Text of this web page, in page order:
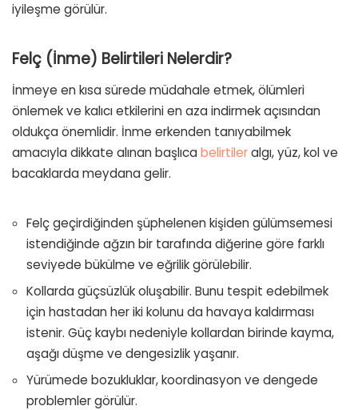
iyileşme görülür.
Felç (İnme) Belirtileri Nelerdir?
İnmeye en kısa sürede müdahale etmek, ölümleri
önlemek ve kalıcı etkilerini en aza indirmek açısından
oldukça önemlidir. İnme erkenden tanıyabilmek
amacıyla dikkate alınan başlıca belirtileralgı, yüz, kol ve
bacaklarda meydana gelir.
Felç geçirdiğinden şüphelenen kişiden gülümsemesi
istendiğinde ağzın bir tarafında diğerine göre farklı
seviyede bükülme ve eğrilik görülebilir.
Kollarda güçsüzlük oluşabilir. Bunu tespit edebilmek
için hastadan her iki kolunu da havaya kaldırması
istenir. Güç kaybı nedeniyle kollardan birinde kayma,
aşağı düşme ve dengesizlik yaşanır.
Yürümede bozukluklar, koordinasyon ve dengede
problemler görülür.